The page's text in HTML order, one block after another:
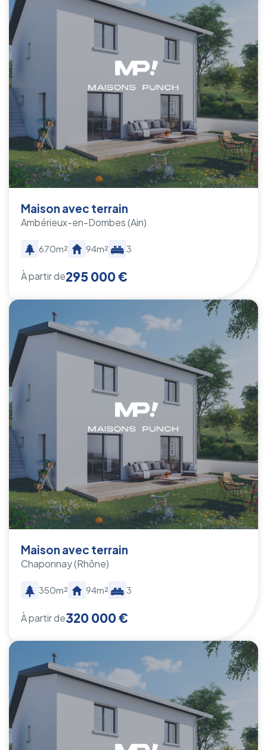
Maison avec terrain
Ambérieux-en-Dombes(Ain)
670m² 94m² 3
À partir de295 000 €
Maison avec terrain
Chaponnay(Rhône)
350m² 94m² 3
À partir de320 000 €